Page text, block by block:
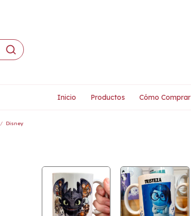
Inicio Productos Cómo Comprar
/ Disney